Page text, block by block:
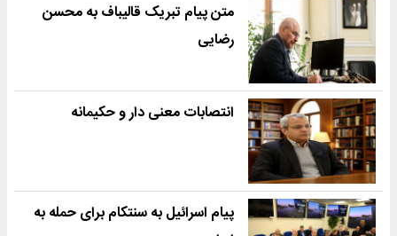
متن پیام تبریک قالیباف به محسن
رضایی
انتصابات معنی دار و حکیمانه
پیام اسرائیل به سنتکام برای حمله به